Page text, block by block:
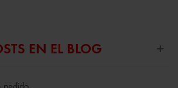
EN EL BLOG